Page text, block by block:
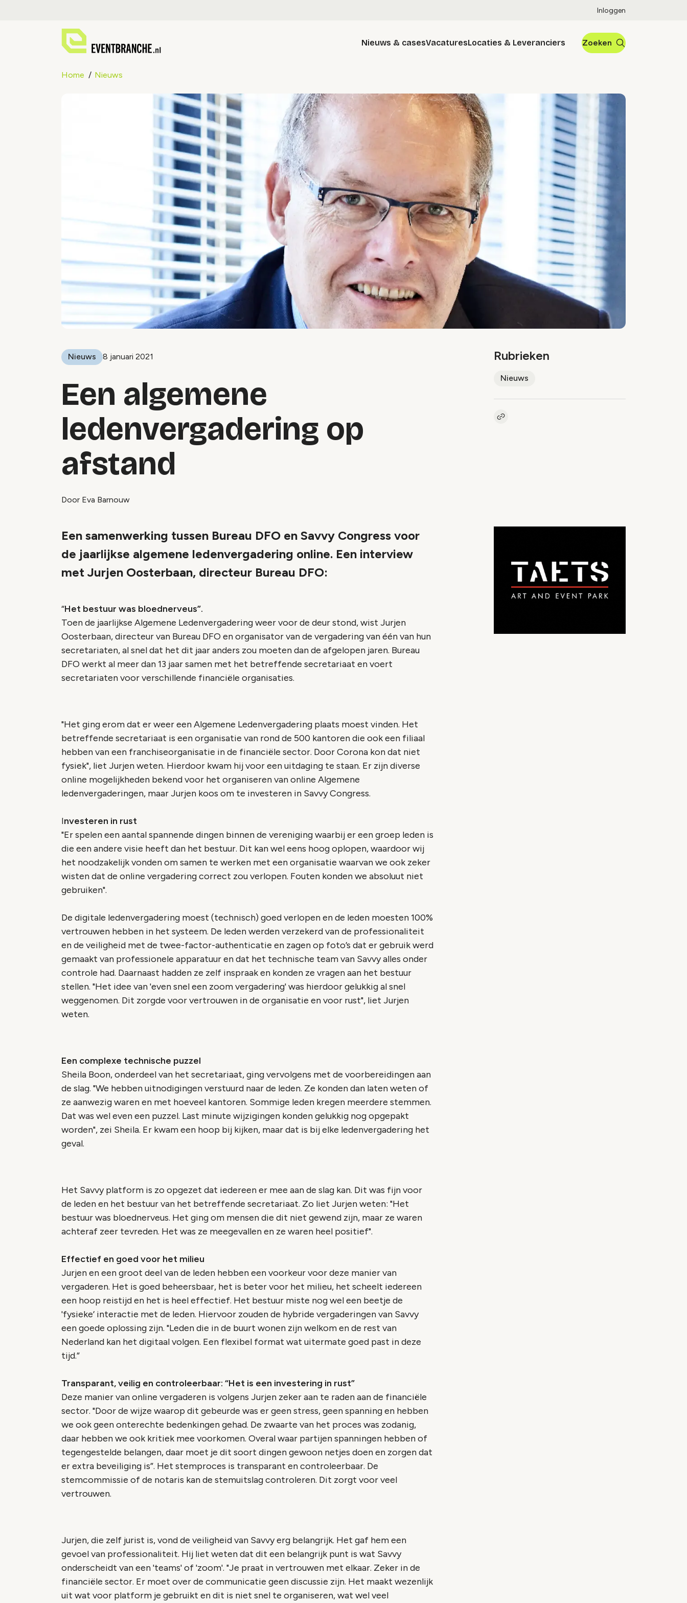
Inloggen
Nieuws & casesVacaturesLocaties & Leveranciers Zoeken
Home Nieuws
Nieuws 8 januari 2021
Een algemene
ledenvergadering op
afstand
Door Eva Barnouw
Rubrieken
Nieuws
Kopieer link naar artikel
Een samenwerking tussen Bureau DFO en Savvy Congress voor
de jaarlijkse algemene ledenvergadering online. Een interview
met Jurjen Oosterbaan, directeur Bureau DFO:
“Het bestuur was bloednerveus”.
Toen de jaarlijkse Algemene Ledenvergadering weer voor de deur stond, wist Jurjen
Oosterbaan, directeur van Bureau DFO en organisator van de vergadering van één van hun
secretariaten, al snel dat het dit jaar anders zou moeten dan de afgelopen jaren. Bureau
DFO werkt al meer dan 13 jaar samen met het betreffende secretariaat en voert
secretariaten voor verschillende financiële organisaties.
"Het ging erom dat er weer een Algemene Ledenvergadering plaats moest vinden. Het
betreffende secretariaat is een organisatie van rond de 500 kantoren die ook een filiaal
hebben van een franchiseorganisatie in de financiële sector. Door Corona kon dat niet
fysiek", liet Jurjen weten. Hierdoor kwam hij voor een uitdaging te staan. Er zijn diverse
online mogelijkheden bekend voor het organiseren van online Algemene
ledenvergaderingen, maar Jurjen koos om te investeren in Savvy Congress.
Investeren in rust
"Er spelen een aantal spannende dingen binnen de vereniging waarbij er een groep leden is
die een andere visie heeft dan het bestuur. Dit kan wel eens hoog oplopen, waardoor wij
het noodzakelijk vonden om samen te werken met een organisatie waarvan we ook zeker
wisten dat de online vergadering correct zou verlopen. Fouten konden we absoluut niet
gebruiken".
De digitale ledenvergadering moest (technisch) goed verlopen en de leden moesten 100%
vertrouwen hebben in het systeem. De leden werden verzekerd van de professionaliteit
en de veiligheid met de twee-factor-authenticatie en zagen op foto’s dat er gebruik werd
gemaakt van professionele apparatuur en dat het technische team van Savvy alles onder
controle had. Daarnaast hadden ze zelf inspraak en konden ze vragen aan het bestuur
stellen. "Het idee van 'even snel een zoom vergadering' was hierdoor gelukkig al snel
weggenomen. Dit zorgde voor vertrouwen in de organisatie en voor rust", liet Jurjen
weten.
Een complexe technische puzzel
Sheila Boon, onderdeel van het secretariaat, ging vervolgens met de voorbereidingen aan
de slag. "We hebben uitnodigingen verstuurd naar de leden. Ze konden dan laten weten of
ze aanwezig waren en met hoeveel kantoren. Sommige leden kregen meerdere stemmen.
Dat was wel even een puzzel. Last minute wijzigingen konden gelukkig nog opgepakt
worden", zei Sheila. Er kwam een hoop bij kijken, maar dat is bij elke ledenvergadering het
geval.
Het Savvy platform is zo opgezet dat iedereen er mee aan de slag kan. Dit was fijn voor
de leden en het bestuur van het betreffende secretariaat. Zo liet Jurjen weten: "Het
bestuur was bloednerveus. Het ging om mensen die dit niet gewend zijn, maar ze waren
achteraf zeer tevreden. Het was ze meegevallen en ze waren heel positief".
Effectief en goed voor het milieu
Jurjen en een groot deel van de leden hebben een voorkeur voor deze manier van
vergaderen. Het is goed beheersbaar, het is beter voor het milieu, het scheelt iedereen
een hoop reistijd en het is heel effectief. Het bestuur miste nog wel een beetje de
'fysieke’ interactie met de leden. Hiervoor zouden de hybride vergaderingen van Savvy
een goede oplossing zijn. "Leden die in de buurt wonen zijn welkom en de rest van
Nederland kan het digitaal volgen. Een flexibel format wat uitermate goed past in deze
tijd.”
Transparant, veilig en controleerbaar: “Het is een investering in rust”
Deze manier van online vergaderen is volgens Jurjen zeker aan te raden aan de financiële
sector. "Door de wijze waarop dit gebeurde was er geen stress, geen spanning en hebben
we ook geen onterechte bedenkingen gehad. De zwaarte van het proces was zodanig,
daar hebben we ook kritiek mee voorkomen. Overal waar partijen spanningen hebben of
tegengestelde belangen, daar moet je dit soort dingen gewoon netjes doen en zorgen dat
er extra beveiliging is”. Het stemproces is transparant en controleerbaar. De
stemcommissie of de notaris kan de stemuitslag controleren. Dit zorgt voor veel
vertrouwen.
Jurjen, die zelf jurist is, vond de veiligheid van Savvy erg belangrijk. Het gaf hem een
gevoel van professionaliteit. Hij liet weten dat dit een belangrijk punt is wat Savvy
onderscheidt van een 'teams' of 'zoom'. "Je praat in vertrouwen met elkaar. Zeker in de
financiële sector. Er moet over de communicatie geen discussie zijn. Het maakt wezenlijk
uit wat voor platform je gebruikt en dit is niet snel te organiseren, wat wel veel